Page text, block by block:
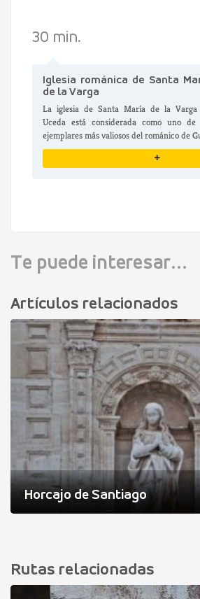
30 min.
Iglesia románica de Santa
de la Varga
La iglesia de Santa María de la
Uceda está considerada como uno de
ejemplares más valiosos del románico de
+
Te puede interesar...
Artículos relacionados
Horcajo de Santiago
Rutas relacionadas